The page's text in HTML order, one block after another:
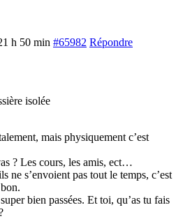
h 50 min #65982 Répondre
isolée
mais physiquement c’est
? Les cours, les amis, ect…
ne s’envoient pas tout le temps, c’est
bien passées. Et toi, qu’as tu fais